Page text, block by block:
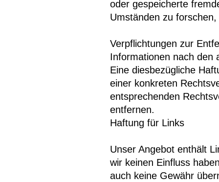
oder gespeicherte
Umständen zu
Verpflichtungen zur
Informationen nach den
Eine diesbezügliche
einer konkreten
entsprechenden
entfernen.
Haftung für Links
Unser Angebot enthält
wir keinen Einfluss
auch keine Gewähr